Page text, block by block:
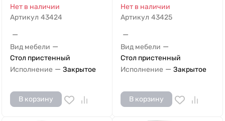
Нет в наличии
Артикул 43424
—
Вид мебели —
Стол пристенный
Исполнение — Закрытое
В корзину
Нет в наличии
Артикул 43425
—
Вид мебели —
Стол пристенный
Исполнение — Закрытое
В корзину